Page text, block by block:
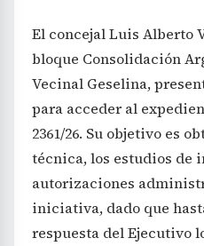
El concejal Luis Alberto
bloque Consolidación
Vecinal Geselina,
para acceder al
2361/26. Su objetivo es
técnica, los estudios de
autorizaciones
iniciativa, dado que
respuesta del Ejecutivo